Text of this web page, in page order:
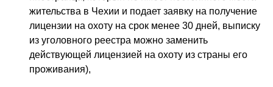
жительства в Чехии и подает заявку на получение
лицензии на охоту на срок менее 30 дней, выписку
из уголовного реестра можно заменить
действующей лицензией на охоту из страны его
проживания),